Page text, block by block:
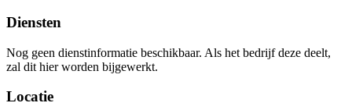
Diensten
Nog geen dienstinformatie beschikbaar. Als het bedrijf deze deelt,
zal dit hier worden bijgewerkt.
Locatie